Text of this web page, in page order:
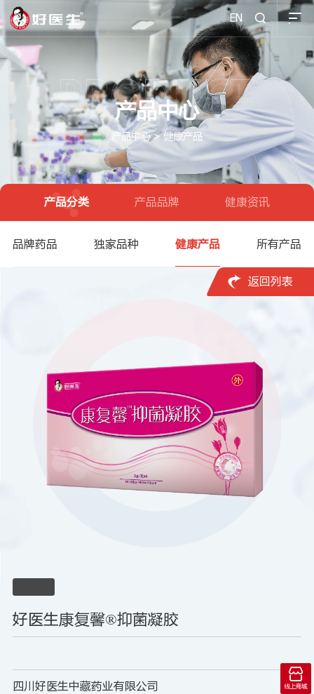
EN 
产品中心
产品中心>健康产品
产品分类 产品品牌 健康资讯
品牌药品 独家品种 健康产品 所有产品
 返回列表
好医生康复馨®抑菌凝胶
四川好医生中藏药业有限公司

线上商城